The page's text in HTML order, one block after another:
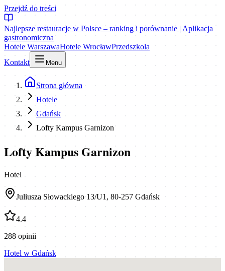
Przejdź do treści
Najlepsze restauracje w Polsce – ranking i porównanie | Aplikacja
gastronomiczna
Hotele WarszawaHotele WrocławPrzedszkola
Kontakt
Menu
Strona główna
Hotele
Gdańsk
Lofty Kampus Garnizon
Lofty Kampus Garnizon
Hotel
Juliusza Słowackiego 13/U1, 80-257 Gdańsk
4.4
288 opinii
Hotel w Gdańsk